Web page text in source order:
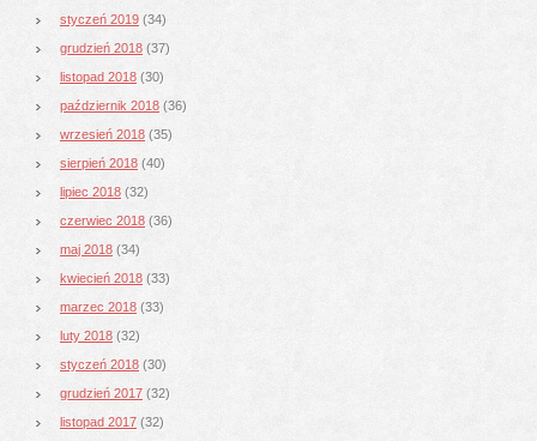
styczeń 2019 (34)
grudzień 2018 (37)
listopad 2018 (30)
październik 2018 (36)
wrzesień 2018 (35)
sierpień 2018 (40)
lipiec 2018 (32)
czerwiec 2018 (36)
maj 2018 (34)
kwiecień 2018 (33)
marzec 2018 (33)
luty 2018 (32)
styczeń 2018 (30)
grudzień 2017 (32)
listopad 2017 (32)